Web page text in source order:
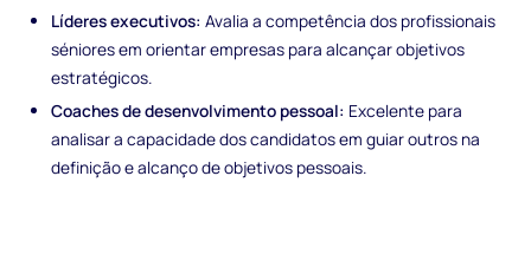
Líderes executivos: Avalia a competência dos profissionais
séniores em orientar empresas para alcançar objetivos
estratégicos.
Coaches de desenvolvimento pessoal: Excelente para
analisar a capacidade dos candidatos em guiar outros na
definição e alcanço de objetivos pessoais.